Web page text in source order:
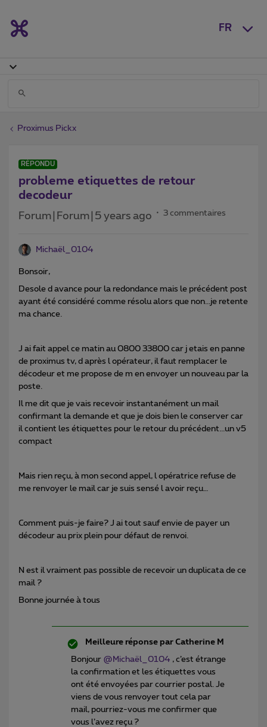
FR
Proximus Pickx
RÉPONDU
probleme etiquettes de retour
decodeur
Forum|Forum|5 years ago 3 commentaires
Michaël_0104
Bonsoir,
Desole d avance pour la redondance mais le précédent post
ayant été considéré comme résolu alors que non...je retente
ma chance.
J ai fait appel ce matin au 0800 33800 car j etais en panne
de proximus tv, d après l opérateur, il faut remplacer le
décodeur et me propose de m en envoyer un nouveau par la
poste.
Il me dit que je vais recevoir instantanément un mail
confirmant la demande et que je dois bien le conserver car
il contient les étiquettes pour le retour du précédent...un v5
compact
Mais rien reçu, à mon second appel, l opératrice refuse de
me renvoyer le mail car je suis sensé l avoir reçu…
Comment puis-je faire? J ai tout sauf envie de payer un
décodeur au prix plein pour défaut de renvoi.
N est il vraiment pas possible de recevoir un duplicata de ce
mail ?
Bonne journée à tous
Meilleure réponse par Catherine M
Bonjour @Michaël_0104 , c’est étrange
la confirmation et les étiquettes vous
ont été envoyées par courrier postal. Je
viens de vous renvoyer tout cela par
mail, pourriez-vous me confirmer que
vous l’avez reçu ?